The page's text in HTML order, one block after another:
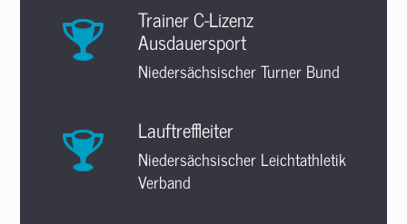
Trainer C-Lizenz
Ausdauersport
Niedersächsischer Turner Bund
Lauftreffleiter
Niedersächsischer Leichtathletik
Verband